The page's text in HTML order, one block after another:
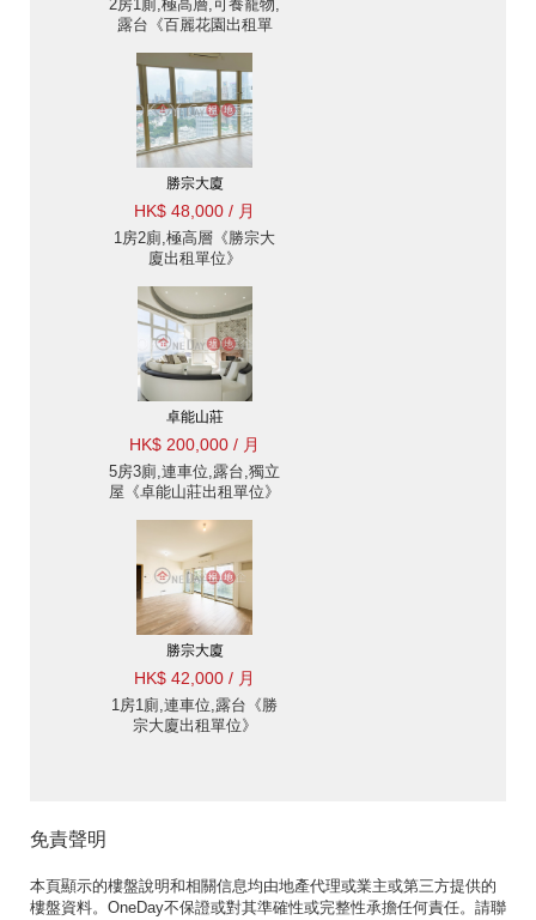
2房1廁,極高層,可養寵物,
露台《百麗花園出租單
勝宗大廈
HK$ 48,000 / 月
1房2廁,極高層《勝宗大
廈出租單位》
卓能山莊
HK$ 200,000 / 月
5房3廁,連車位,露台,獨立
屋《卓能山莊出租單位》
勝宗大廈
HK$ 42,000 / 月
1房1廁,連車位,露台《勝
宗大廈出租單位》
免責聲明
本頁顯示的樓盤說明和相關信息均由地產代理或業主或第三方提供的
樓盤資料。OneDay不保證或對其準確性或完整性承擔任何責任。請聯